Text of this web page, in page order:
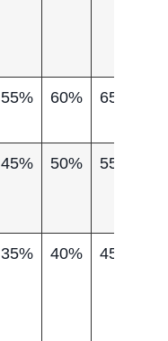
55% 60% 65%
45% 50% 55%
35% 40% 45%